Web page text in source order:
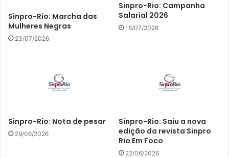
Sinpro-Rio: Marcha das
Mulheres Negras
23/07/2026
Sinpro-Rio: Campanha
Salarial 2026
16/07/2026
Sinpro-Rio: Nota de pesar
29/06/2026
Sinpro-Rio: Saiu a nova
edição da revista Sinpro
Rio Em Foco
22/06/2026